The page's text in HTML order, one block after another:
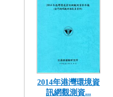
2014年港灣環境資
訊網觀測資...